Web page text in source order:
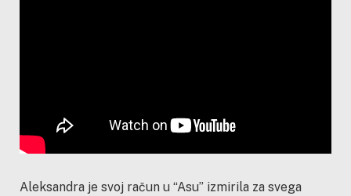
Aleksandra je svoj račun u “Asu” izmirila za svega